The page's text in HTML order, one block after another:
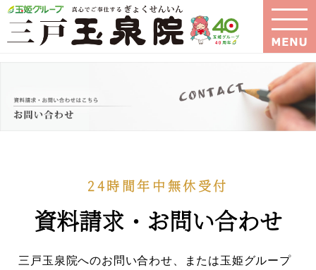
24時間年中無休受付
資料請求・お問い合わせ
三戸玉泉院へのお問い合わせ、または玉姫グループ